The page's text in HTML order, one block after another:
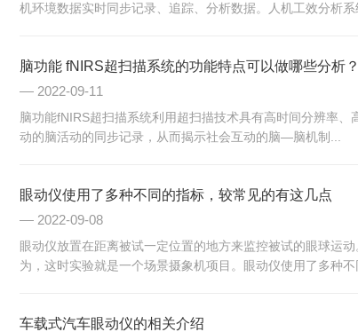
机环境数据实时同步记录、追踪、分析数据。人机工效分析系
脑功能 fNIRS超扫描系统的功能特点可以做哪些分析？
2022-09-11
脑功能fNIRS超扫描系统利用超扫描技术具有高时间分辨率
动的脑活动的同步记录，从而揭示社会互动的脑—脑机制...
眼动仪使用了多种不同的指标，较常见的有这几点
2022-09-08
眼动仪放置在距离被试一定位置的地方来监控被试的眼球运
为，这时实验就是一个场景摄象机项目。眼动仪使用了多种不
车载式汽车眼动仪的相关介绍